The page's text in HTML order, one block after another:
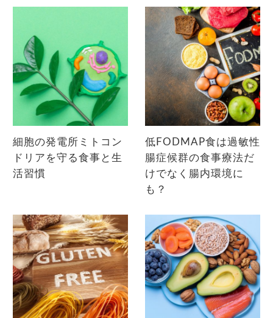
細胞の発電所ミトコン
ドリアを守る食事と生
活習慣
低FODMAP食は過敏性
腸症候群の食事療法だ
けでなく腸内環境に
も？